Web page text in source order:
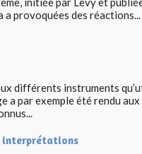
provoquées des réactions...
différents instruments
a par exemple été rendu
interprétations